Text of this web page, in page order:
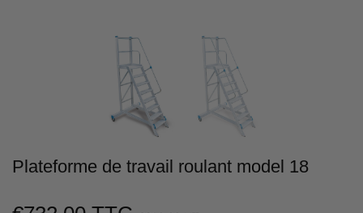
Plateforme de travail roulant model 18